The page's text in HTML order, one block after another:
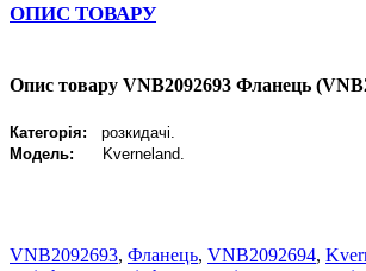
ОПИС ТОВАРУ
Опис товару VNB2092693 Фланець
Категорія: розкидачі.
Модель:
Kverneland.
VNB2092693, Фланець, VNB2092694,